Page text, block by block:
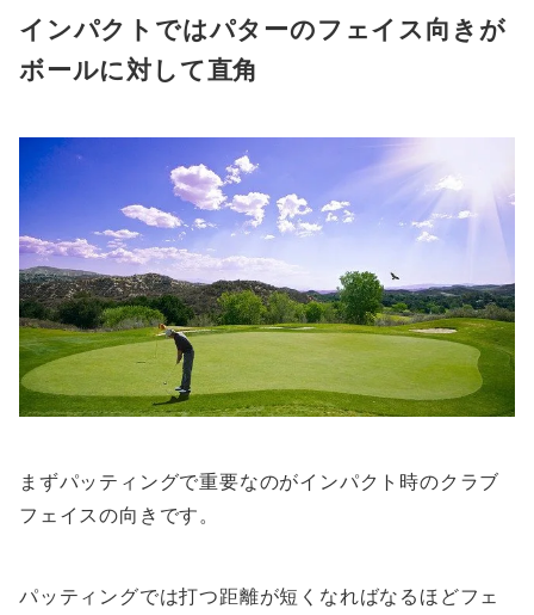
インパクトではパターのフェイス向きが
ボールに対して直角
まずパッティングで重要なのがインパクト時のクラブ
フェイスの向きです。
パッティングでは打つ距離が短くなればなるほどフェ